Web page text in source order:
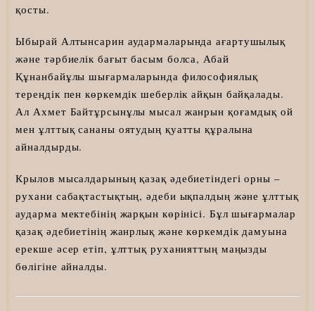
қосты.
Ыбырай Алтынсарин аудармаларында ағартушылық
және тәрбиелік бағыт басым болса, Абай
Құнанбайұлы шығармаларында философиялық
тереңдік пен көркемдік шеберлік айқын байқалады.
Ал Ахмет Байтұрсынұлы мысал жанрын қоғамдық ой
мен ұлттық сананы оятудың қуатты құралына
айналдырды.
Крылов мысалдарының қазақ әдебиетіндегі орны –
рухани сабақтастықтың, әдеби ықпалдың және ұлттық
аударма мектебінің жарқын көрінісі. Бұл шығармалар
қазақ әдебиетінің жанрлық және көркемдік дамуына
ерекше әсер етіп, ұлттық руханияттың маңызды
бөлігіне айналды.